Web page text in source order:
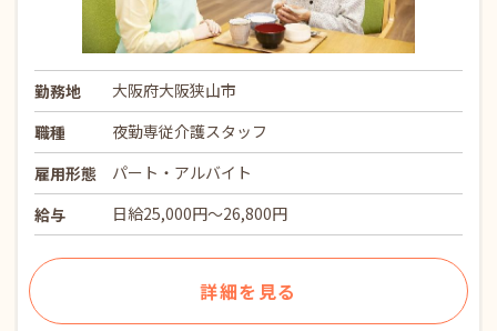
勤務地
大阪府大阪狭山市
職種
夜勤専従介護スタッフ
雇用形態
パート・アルバイト
給与
日給25,000円～26,800円
詳細を見る